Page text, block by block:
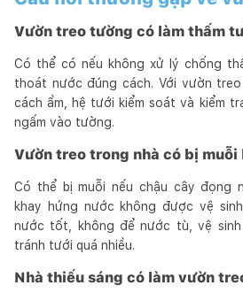
Vườn treo tường có làm thấm
Có thể có nếu không xử lý chống
thoát nước đúng cách. Với vườn
cách ẩm, hệ tưới kiểm soát và kiểm
ngấm vào tường.
Vườn treo trong nhà có bị muỗi
Có thể bị muỗi nếu chậu cây đọng
khay hứng nước không được vệ
nước tốt, không để nước tù, vệ
tránh tưới quá nhiều.
Nhà thiếu sáng có làm vườn